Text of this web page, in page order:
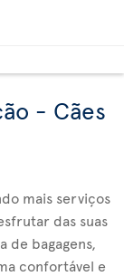
- Cães
mais serviços
das suas
de bagagens,
confortável e